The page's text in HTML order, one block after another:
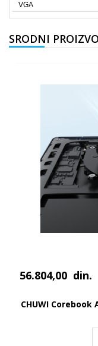
VGA
SRODNI
56.804,00 din.
CHUWI Corebook